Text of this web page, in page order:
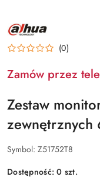
NAZWA
PRODUCENTA:
DAHUA
(0)
Zamów przez
Zestaw
zewnętrznych
Symbol: Z51752T8
Dostępność:0 szt.